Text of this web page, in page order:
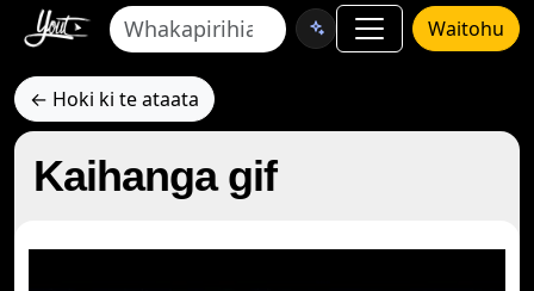
Waitohu
← Hoki ki te ataata
Kaihanga gif